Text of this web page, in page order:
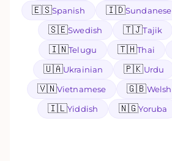
🇪🇸Spanish 🇮🇩Sundanese
🇸🇪Swedish 🇹🇯Tajik
🇮🇳Telugu 🇹🇭Thai
🇺🇦Ukrainian 🇵🇰Urdu
🇻🇳Vietnamese 🇬🇧Welsh
🇮🇱Yiddish 🇳🇬Yoruba